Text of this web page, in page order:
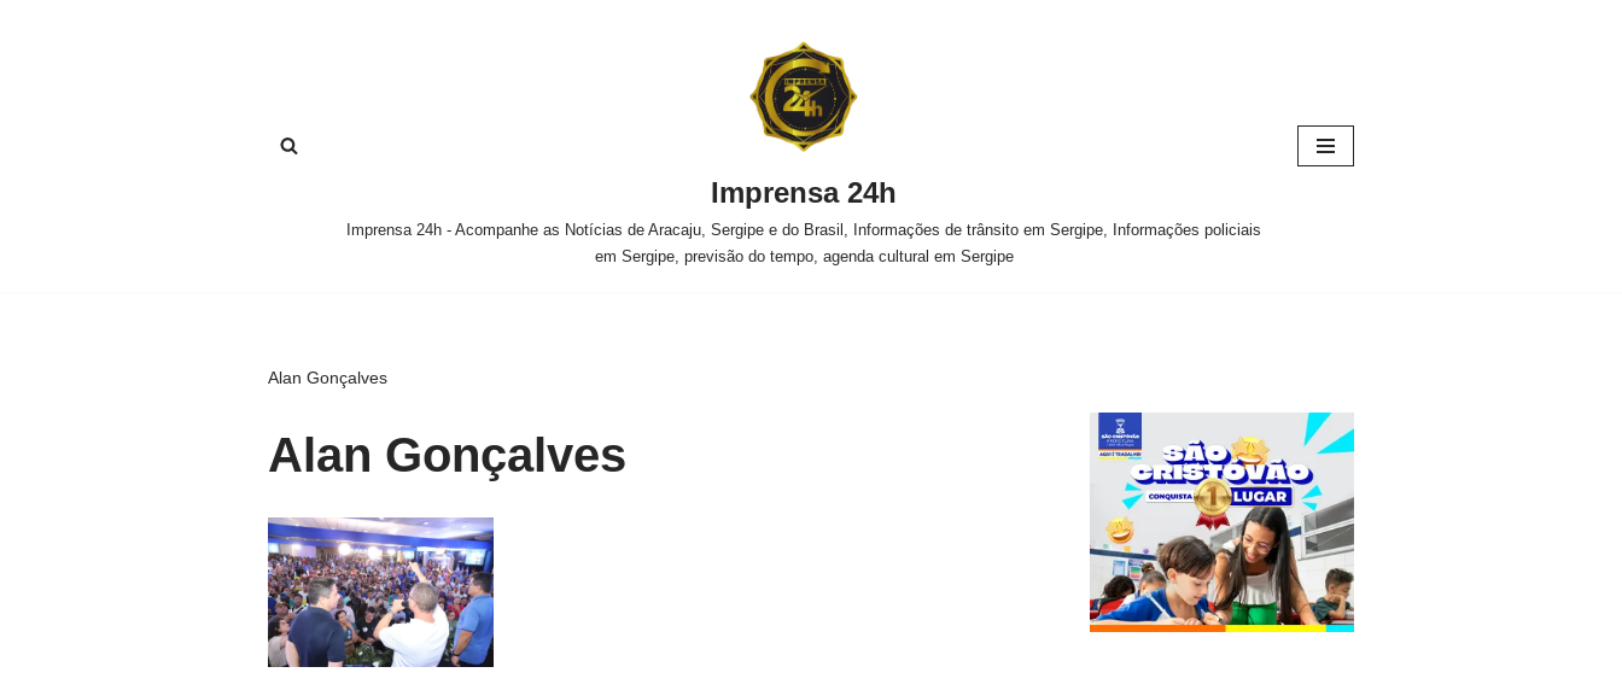
Imprensa 24h
Imprensa 24h - Acompanhe as Notícias de Aracaju, Sergipe e do Brasil, Informações de trânsito em Sergipe, Informações policiais
em Sergipe, previsão do tempo, agenda cultural em Sergipe
Alan Gonçalves
Alan Gonçalves